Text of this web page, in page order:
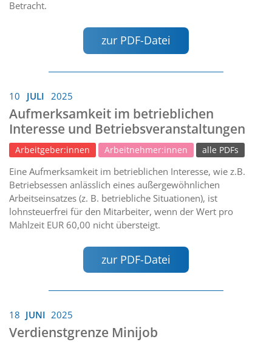
Betracht.
zur PDF-Datei
10 JULI 2025
Aufmerksamkeit im betrieblichen
Interesse und Betriebsveranstaltungen
Arbeitgeber:innen Arbeitnehmer:innen alle PDFs
Eine Aufmerksamkeit im betrieblichen Interesse, wie z.B.
Betriebsessen anlässlich eines außergewöhnlichen
Arbeitseinsatzes (z. B. betriebliche Situationen), ist
lohnsteuerfrei für den Mitarbeiter, wenn der Wert pro
Mahlzeit EUR 60,00 nicht übersteigt.
zur PDF-Datei
18 JUNI 2025
Verdienstgrenze Minijob